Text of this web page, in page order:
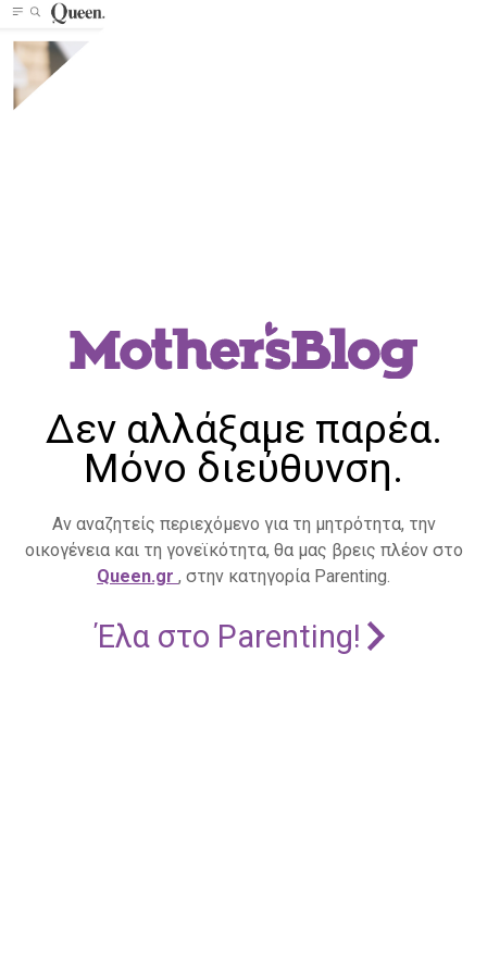
Δεν αλλάξαμε παρέα.
Μόνο διεύθυνση.
Αν αναζητείς περιεχόμενο για τη μητρότητα, την
οικογένεια και τη γονεϊκότητα, θα μας βρεις πλέον στο
Queen.gr , στην κατηγορία Parenting.
Έλα στο Parenting!